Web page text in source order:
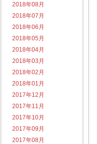
2018年08月
2018年07月
2018年06月
2018年05月
2018年04月
2018年03月
2018年02月
2018年01月
2017年12月
2017年11月
2017年10月
2017年09月
2017年08月